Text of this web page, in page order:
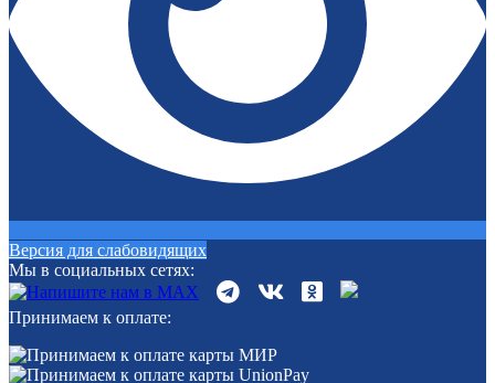
Версия для слабовидящих
Мы в социальных сетях:
Принимаем к оплате: